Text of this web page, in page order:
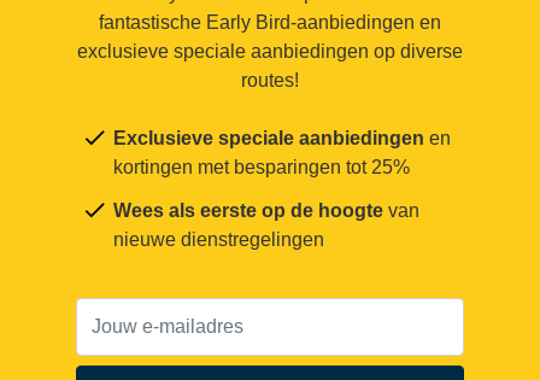
fantastische Early Bird-aanbiedingen en
exclusieve speciale aanbiedingen op diverse
routes!
Exclusieve speciale aanbiedingen en
kortingen met besparingen tot 25%
Wees als eerste op de hoogte van
nieuwe dienstregelingen